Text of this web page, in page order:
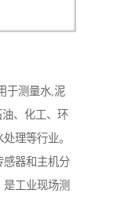
于测量水,泥
、化工、环
理等行业。
感器和主机分
工业现场测